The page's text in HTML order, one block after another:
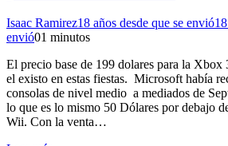
Isaac Ramirez18 años desde que se envió
envió01 minutos
El precio base de 199 dolares para la Xbox
el existo en estas fiestas. Microsoft había
consolas de nivel medio a mediados de
lo que es lo mismo 50 Dólares por debajo
Wii. Con la venta…